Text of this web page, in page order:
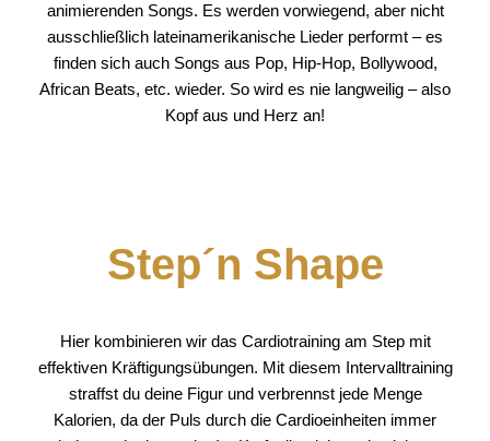
animierenden Songs. Es werden vorwiegend, aber nicht
ausschließlich lateinamerikanische Lieder performt – es
finden sich auch Songs aus Pop, Hip-Hop, Bollywood,
African Beats, etc. wieder. So wird es nie langweilig – also
Kopf aus und Herz an!
Step´n Shape
Hier kombinieren wir das Cardiotraining am Step mit
effektiven Kräftigungsübungen. Mit diesem Intervalltraining
straffst du deine Figur und verbrennst jede Menge
Kalorien, da der Puls durch die Cardioeinheiten immer